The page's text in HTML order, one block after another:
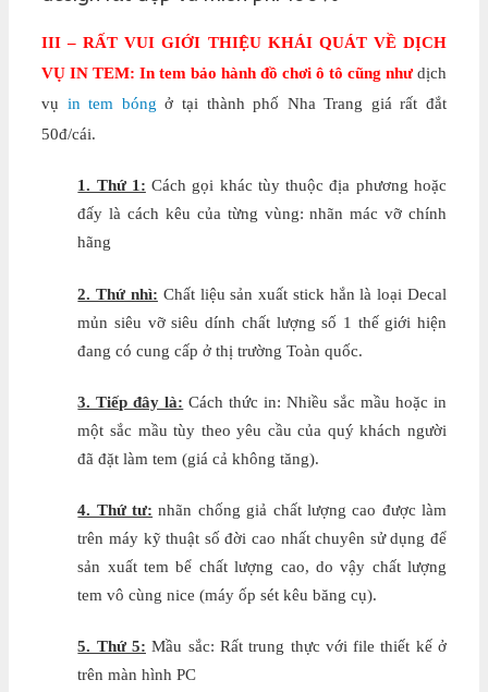
III – RẤT VUI GIỚI THIỆU KHÁI QUÁT VỀ DỊCH
VỤ IN TEM: In tem bảo hành đồ chơi ô tô cũng nhưdịch
vụ in tem bóng ở tại thành phố Nha Trang giá rất đắt
50đ/cái.
1. Thứ 1: Cách gọi khác tùy thuộc địa phương hoặc
đấy là cách kêu của từng vùng: nhãn mác vỡ chính
hãng
2. Thứ nhì: Chất liệu sản xuất stick hắn là loại Decal
mủn siêu vỡ siêu dính chất lượng số 1 thế giới hiện
đang có cung cấp ở thị trường Toàn quốc.
3. Tiếp đây là: Cách thức in: Nhiều sắc mầu hoặc in
một sắc mầu tùy theo yêu cầu của quý khách người
đã đặt làm tem (giá cả không tăng).
4. Thứ tư: nhãn chống giả chất lượng cao được làm
trên máy kỹ thuật số đời cao nhất chuyên sử dụng để
sản xuất tem bể chất lượng cao, do vậy chất lượng
tem vô cùng nice (máy ốp sét kêu băng cụ).
5. Thứ 5: Mầu sắc: Rất trung thực với file thiết kế ở
trên màn hình PC